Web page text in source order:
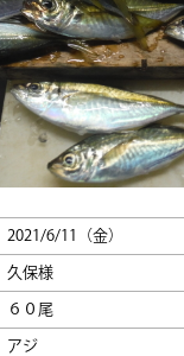
2021/6/11（金）
久保様
６０尾
アジ